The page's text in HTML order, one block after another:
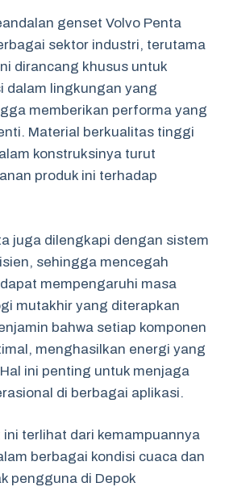
genset Volvo Penta
sektor industri, terutama
dirancang khusus untuk
dalam lingkungan yang
memberikan performa yang
Material berkualitas tinggi
konstruksinya turut
produk ini terhadap
juga dilengkapi dengan sistem
sehingga mencegah
mempengaruhi masa
mutakhir yang diterapkan
bahwa setiap komponen
menghasilkan energi yang
ini penting untuk menjaga
di berbagai aplikasi.
terlihat dari kemampuannya
berbagai kondisi cuaca dan
pengguna di Depok